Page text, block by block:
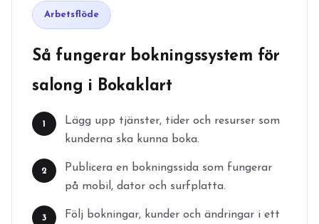
Arbetsflöde
Så fungerar bokningssystem för
salong i Bokaklart
1
Lägg upp tjänster, tider och resurser som
kunderna ska kunna boka.
2
Publicera en bokningssida som fungerar
på mobil, dator och surfplatta.
3
Följ bokningar, kunder och ändringar i ett